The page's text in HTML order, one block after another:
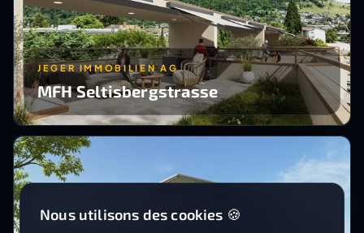
JEGER IMMOBILIEN AG
MFH Seltisbergstrasse
Nous utilisons des cookies 🍪